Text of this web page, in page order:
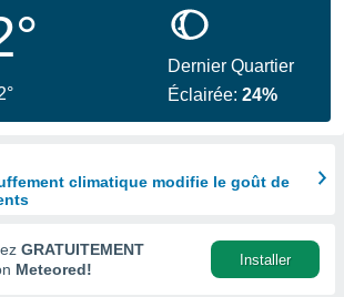
Dernier Quartier
Éclairée:24%
climatique modifie le goût de
GRATUITEMENT
Meteored!
Installer